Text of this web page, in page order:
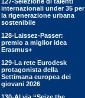
internazionali under 35 per
la rigenerazione urbana
sostenibile
128-Laissez-Passer:
premio a miglior idea
Erasmus+
129-La rete Eurodesk
protagonista della
Settimana europea dei
giovani 2026